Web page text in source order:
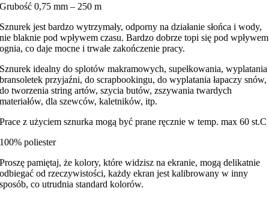
Grubość 0,75 mm – 250 m
Sznurek jest bardzo wytrzymały, odporny na działanie słońca i wody,
nie blaknie pod wpływem czasu. Bardzo dobrze topi się pod wpływem
ognia, co daje mocne i trwałe zakończenie pracy.
Sznurek idealny do splotów makramowych, supełkowania, wyplatania
bransoletek przyjaźni, do scrapbookingu, do wyplatania łapaczy snów,
do tworzenia string artów, szycia butów, zszywania twardych
materiałów, dla szewców, kaletników, itp.
Prace z użyciem sznurka mogą być prane ręcznie w temp. max 60 st.C
100% poliester
Proszę pamiętaj, że kolory, które widzisz na ekranie, mogą delikatnie
odbiegać od rzeczywistości, każdy ekran jest kalibrowany w inny
sposób, co utrudnia standard kolorów.